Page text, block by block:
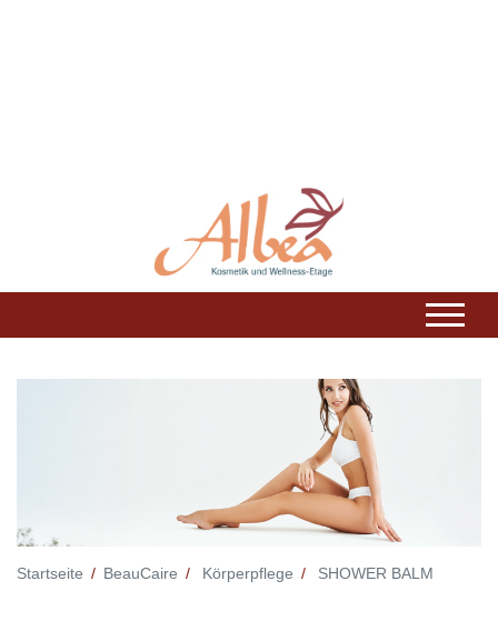
Startseite BeauCaire Körperpflege SHOWER BALM